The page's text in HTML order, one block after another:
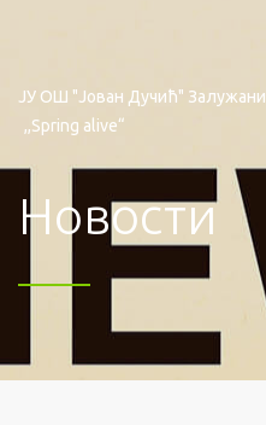
ЈУ ОШ "Јован Дучић" Залужани
,,Spring alive“
Новости